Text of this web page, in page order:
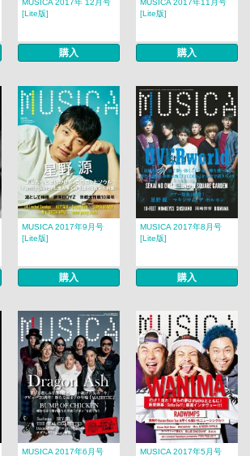
MUSICA 2017年 12月号​​
[Lite版]
購入
MUSICA 2017年11月号
[Lite版]
購入
MUSICA 2017年9月号
[Lite版]
購入
MUSICA 2017年8月号​​
[Lite版]
購入
MUSICA 2017年6月号
MUSICA 2017年5月号